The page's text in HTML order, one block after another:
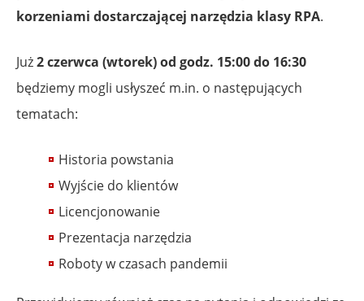
korzeniami dostarczającej narzędzia klasy RPA.
Już2 czerwca (wtorek) od godz. 15:00 do 16:30
będziemy mogli usłyszeć m.in. o następujących
tematach:
Historia powstania
Wyjście do klientów
Licencjonowanie
Prezentacja narzędzia
Roboty w czasach pandemii